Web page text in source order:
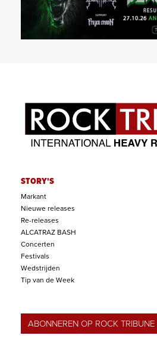
STORY'S
Markant
Nieuwe releases
Re-releases
ALCATRAZ BASH
Concerten
Festivals
Wedstrijden
Tip van de Week
ABONNEREN OP ROCK TRIBUNE